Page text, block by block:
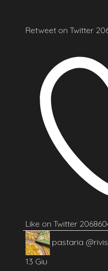
Retweet on Twitter
Like on Twitter
pastaria
13 Giu